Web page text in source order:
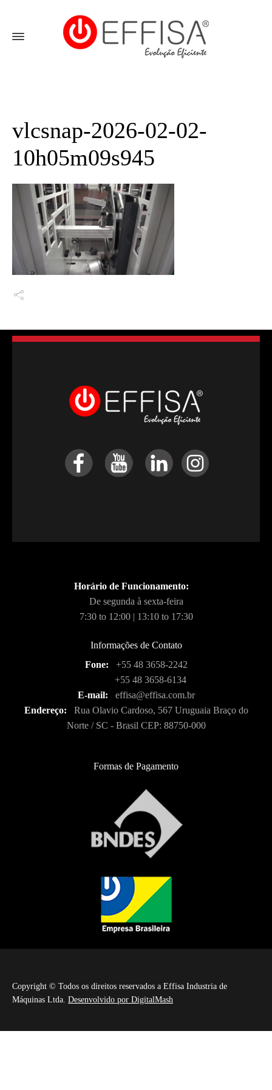
vlcsnap-2026-02-02-
10h05m09s945
Horário de Funcionamento:
De segunda à sexta-feira
7:30 to 12:00 | 13:10 to 17:30
Informações de Contato
Fone:
+55 48 3658-2242
+55 48 3658-6134
E-mail:
effisa@effisa.com.br
Endereço:
Rua Olavio Cardoso, 567 Uruguaia Braço do
Norte / SC - Brasil CEP: 88750-000
Formas de Pagamento
Copyright © Todos os direitos reservados a Effisa Industria de
Máquinas Ltda. Desenvolvido por DigitalMash